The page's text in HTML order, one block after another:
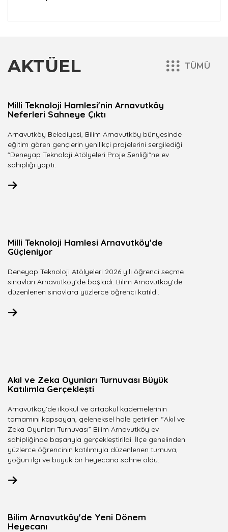
AKTÜEL TÜMÜ
Milli Teknoloji Hamlesi'nin Arnavutköy
Neferleri Sahneye Çıktı
Arnavutköy Belediyesi, Bilim Arnavutköy bünyesinde
eğitim gören gençlerin yenilikçi projelerini sergilediği
"Deneyap Teknoloji Atölyeleri Proje Şenliği"ne ev
sahipliği yaptı.
Milli Teknoloji Hamlesi Arnavutköy'de
Güçleniyor
Deneyap Teknoloji Atölyeleri 2026 yılı öğrenci seçme
sınavları Arnavutköy’de başladı. Bilim Arnavutköy’de
düzenlenen sınavlara yüzlerce öğrenci katıldı.
Akıl ve Zeka Oyunları Turnuvası Büyük
Katılımla Gerçekleşti
Arnavutköy’de ilkokul ve ortaokul kademelerinin
tamamını kapsayan, geleneksel hale getirilen ‘’Akıl ve
Zeka Oyunları Turnuvası” Bilim Arnavutköy ev
sahipliğinde başarıyla gerçekleştirildi. İlçe genelinden
yüzlerce öğrencinin katılımıyla düzenlenen turnuva,
yoğun ilgi ve büyük bir heyecana sahne oldu.
Bilim Arnavutköy'de Yeni Dönem
Heyecanı